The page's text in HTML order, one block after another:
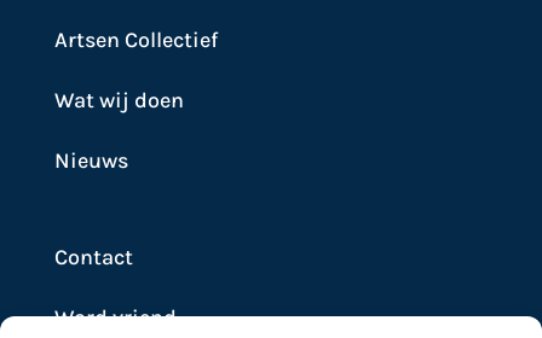
Artsen Collectief
Wat wij doen
Nieuws
Contact
Word vriend